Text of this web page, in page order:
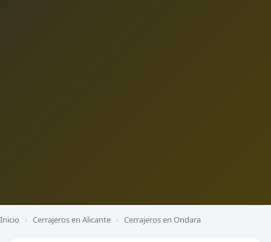
Inicio › Cerrajeros en Alicante › Cerrajeros en Ondara